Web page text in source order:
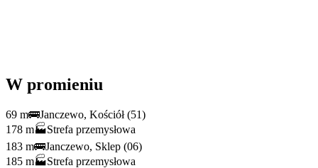
W promieniu
69 m🚌Janczewo, Kościół (51)
178 m🏭Strefa przemysłowa
183 m🚌Janczewo, Sklep (06)
185 m🏭Strefa przemysłowa